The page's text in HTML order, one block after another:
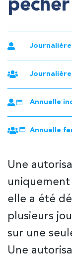
Annuelle
Annuelle
Une
elle a été
plusieurs
sur une
Une